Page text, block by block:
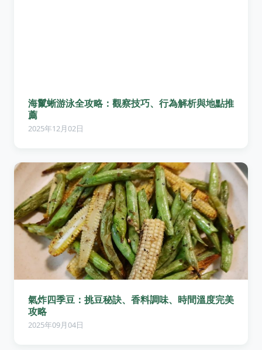
海鬣蜥游泳全攻略：觀察技巧、行為解析與地點推
薦
2025年12月02日
氣炸四季豆：挑豆秘訣、香料調味、時間溫度完美
攻略
2025年09月04日